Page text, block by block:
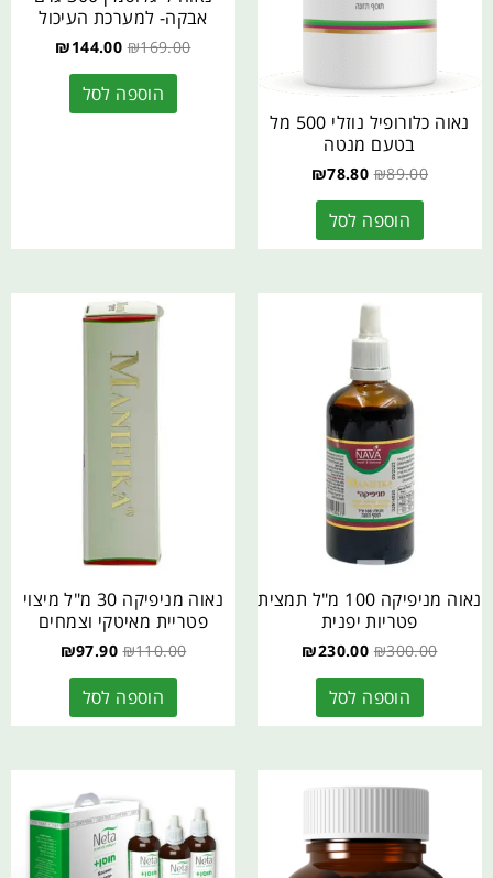
נאוה כלורופיל נוזלי 500 מל
בטעם מנטה
₪89.00
₪78.80
הוספה לסל
אבקה- למערכת העיכול
₪169.00
₪144.00
הוספה לסל
נאוה מניפיקה 100 מ"ל תמצית
פטריות יפנית
₪300.00
₪230.00
הוספה לסל
נאוה מניפיקה 30 מ"ל מיצוי
פטריית מאיטקי וצמחים
₪110.00
₪97.90
הוספה לסל